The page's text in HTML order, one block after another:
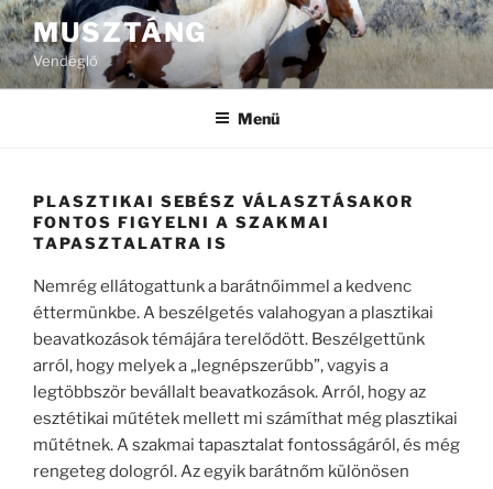
Tartalomhoz
MUSZTÁNG
Vendéglő
Menü
PLASZTIKAI SEBÉSZ VÁLASZTÁSAKOR
FONTOS FIGYELNI A SZAKMAI
TAPASZTALATRA IS
Nemrég ellátogattunk a barátnőimmel a kedvenc
éttermünkbe. A beszélgetés valahogyan a plasztikai
beavatkozások témájára terelődött. Beszélgettünk
arról, hogy melyek a „legnépszerűbb”, vagyis a
legtöbbször bevállalt beavatkozások. Arról, hogy az
esztétikai műtétek mellett mi számíthat még plasztikai
műtétnek. A szakmai tapasztalat fontosságáról, és még
rengeteg dologról. Az egyik barátnőm különösen